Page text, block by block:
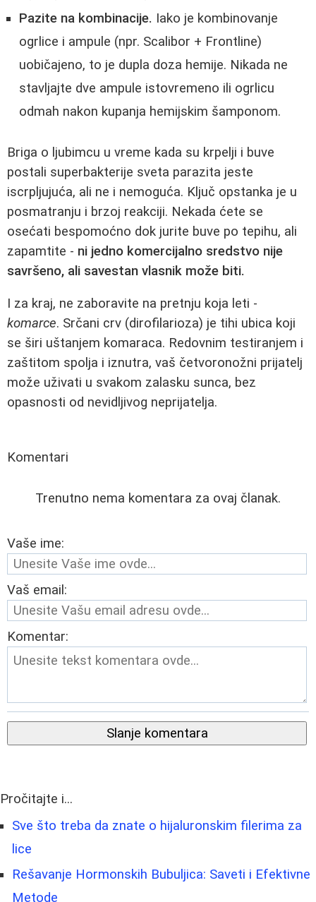
Pazite na kombinacije. Iako je kombinovanje
ogrlice i ampule (npr. Scalibor + Frontline)
uobičajeno, to je dupla doza hemije. Nikada ne
stavljajte dve ampule istovremeno ili ogrlicu
odmah nakon kupanja hemijskim šamponom.
Briga o ljubimcu u vreme kada su krpelji i buve
postali superbakterije sveta parazita jeste
iscrpljujuća, ali ne i nemoguća. Ključ opstanka je u
posmatranju i brzoj reakciji. Nekada ćete se
osećati bespomoćno dok jurite buve po tepihu, ali
zapamtite - ni jedno komercijalno sredstvo nije
savršeno, ali savestan vlasnik može biti.
I za kraj, ne zaboravite na pretnju koja leti -
komarce. Srčani crv (dirofilarioza) je tihi ubica koji
se širi uštanjem komaraca. Redovnim testiranjem i
zaštitom spolja i iznutra, vaš četvoronožni prijatelj
može uživati u svakom zalasku sunca, bez
opasnosti od nevidljivog neprijatelja.
Komentari
Trenutno nema komentara za ovaj članak.
Vaše ime:
Vaš email:
Komentar:
Slanje komentara
Pročitajte i...
Sve što treba da znate o hijaluronskim filerima za
lice
Rešavanje Hormonskih Bubuljica: Saveti i Efektivne
Metode